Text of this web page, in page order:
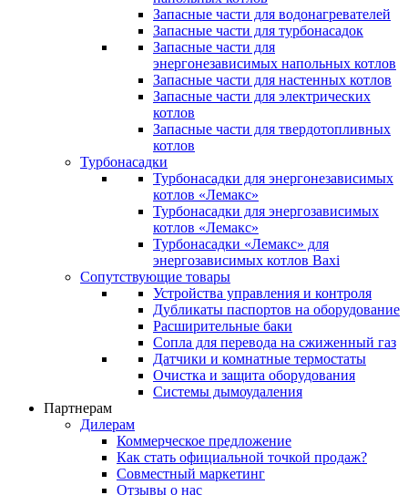
Запасные части для водонагревателей
Запасные части для турбонасадок
Запасные части для
энергонезависимых напольных котлов
Запасные части для настенных котлов
Запасные части для электрических
котлов
Запасные части для твердотопливных
котлов
Турбонасадки
Турбонасадки для энергонезависимых
котлов «Лемакс»
Турбонасадки для энергозависимых
котлов «Лемакс»
Турбонасадки «Лемакс» для
энергозависимых котлов Baxi
Сопутствующие товары
Устройства управления и контроля
Дубликаты паспортов на оборудование
Расширительные баки
Сопла для перевода на сжиженный газ
Датчики и комнатные термостаты
Очистка и защита оборудования
Системы дымоудаления
Партнерам
Дилерам
Коммерческое предложение
Как стать официальной точкой продаж?
Совместный маркетинг
Отзывы о нас